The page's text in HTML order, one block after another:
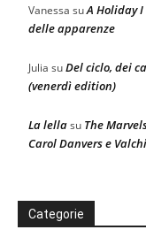
Vanessa suA Holiday
delle apparenze
Julia suDel ciclo, dei
(venerdì edition)
La lellasu The
Carol Danvers e
Categorie